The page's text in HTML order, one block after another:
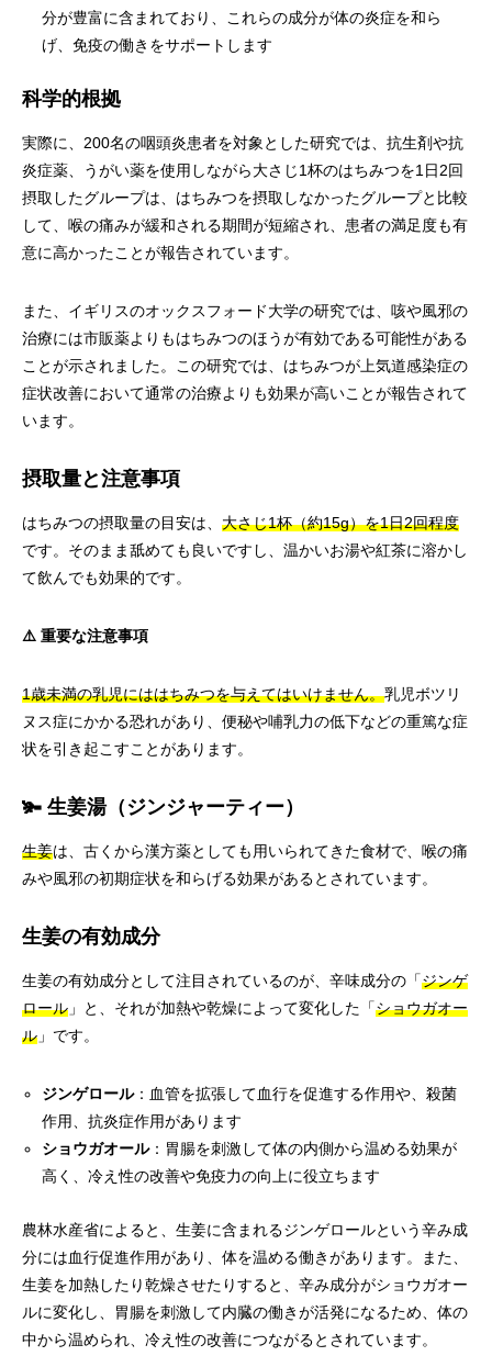
分が豊富に含まれており、これらの成分が体の炎症を和ら
げ、免疫の働きをサポートします
科学的根拠
実際に、200名の咽頭炎患者を対象とした研究では、抗生剤や抗
炎症薬、うがい薬を使用しながら大さじ1杯のはちみつを1日2回
摂取したグループは、はちみつを摂取しなかったグループと比較
して、喉の痛みが緩和される期間が短縮され、患者の満足度も有
意に高かったことが報告されています。
また、イギリスのオックスフォード大学の研究では、咳や風邪の
治療には市販薬よりもはちみつのほうが有効である可能性がある
ことが示されました。この研究では、はちみつが上気道感染症の
症状改善において通常の治療よりも効果が高いことが報告されて
います。
摂取量と注意事項
はちみつの摂取量の目安は、 大さじ1杯（約15g）を1日2回程度
です。そのまま舐めても良いですし、温かいお湯や紅茶に溶かし
て飲んでも効果的です。
⚠️ 重要な注意事項
1歳未満の乳児にははちみつを与えてはいけません。乳児ボツリ
ヌス症にかかる恐れがあり、便秘や哺乳力の低下などの重篤な症
状を引き起こすことがあります。
🫚 生姜湯（ジンジャーティー）
生姜は、古くから漢方薬としても用いられてきた食材で、喉の痛
みや風邪の初期症状を和らげる効果があるとされています。
生姜の有効成分
生姜の有効成分として注目されているのが、辛味成分の「ジンゲ
ロール 」と、それが加熱や乾燥によって変化した「ショウガオー
ル 」です。
ジンゲロール：血管を拡張して血行を促進する作用や、殺菌
作用、抗炎症作用があります
ショウガオール：胃腸を刺激して体の内側から温める効果が
高く、冷え性の改善や免疫力の向上に役立ちます
農林水産省によると、生姜に含まれるジンゲロールという辛み成
分には血行促進作用があり、体を温める働きがあります。また、
生姜を加熱したり乾燥させたりすると、辛み成分がショウガオー
ルに変化し、胃腸を刺激して内臓の働きが活発になるため、体の
中から温められ、冷え性の改善につながるとされています。